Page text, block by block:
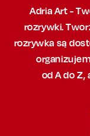
Adria Art -
rozrywki.
rozrywka są
od A do Z,